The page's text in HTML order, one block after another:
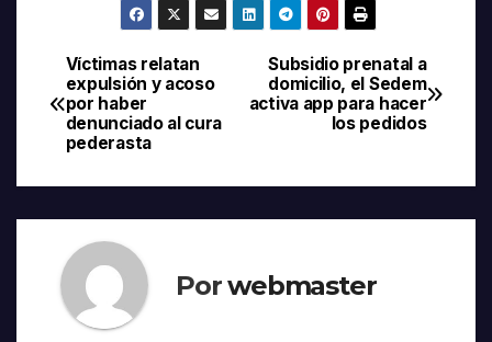
Navegación
de
entradas
Subsidio prenatal a
domicilio, el Sedem
activa app para hacer
los pedidos
Víctimas relatan
expulsión y acoso
por haber
denunciado al cura
pederasta
Porwebmaster